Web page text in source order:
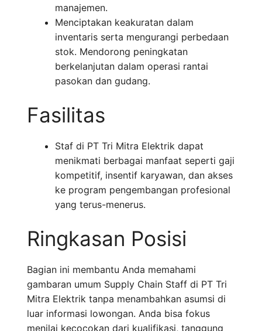
manajemen.
Menciptakan keakuratan dalam
inventaris serta mengurangi perbedaan
stok. Mendorong peningkatan
berkelanjutan dalam operasi rantai
pasokan dan gudang.
Fasilitas
Staf di PT Tri Mitra Elektrik dapat
menikmati berbagai manfaat seperti gaji
kompetitif, insentif karyawan, dan akses
ke program pengembangan profesional
yang terus-menerus.
Ringkasan Posisi
Bagian ini membantu Anda memahami
gambaran umum Supply Chain Staff di PT Tri
Mitra Elektrik tanpa menambahkan asumsi di
luar informasi lowongan. Anda bisa fokus
menilai kecocokan dari kualifikasi, tanggung